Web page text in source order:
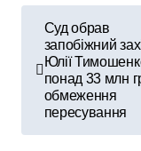
і
Суд обрав
запобіжний
Юлії
понад 33 млн
обмеження
пересування